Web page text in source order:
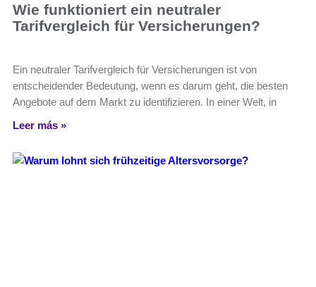
Wie funktioniert ein neutraler
Tarifvergleich für Versicherungen?
Ein neutraler Tarifvergleich für Versicherungen ist von
entscheidender Bedeutung, wenn es darum geht, die besten
Angebote auf dem Markt zu identifizieren. In einer Welt, in
Leer más »